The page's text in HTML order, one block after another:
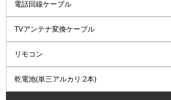
電話回線ケーブル
TVアンテナ変換ケーブル
リモコン
乾電池(単三アルカリ:2本)